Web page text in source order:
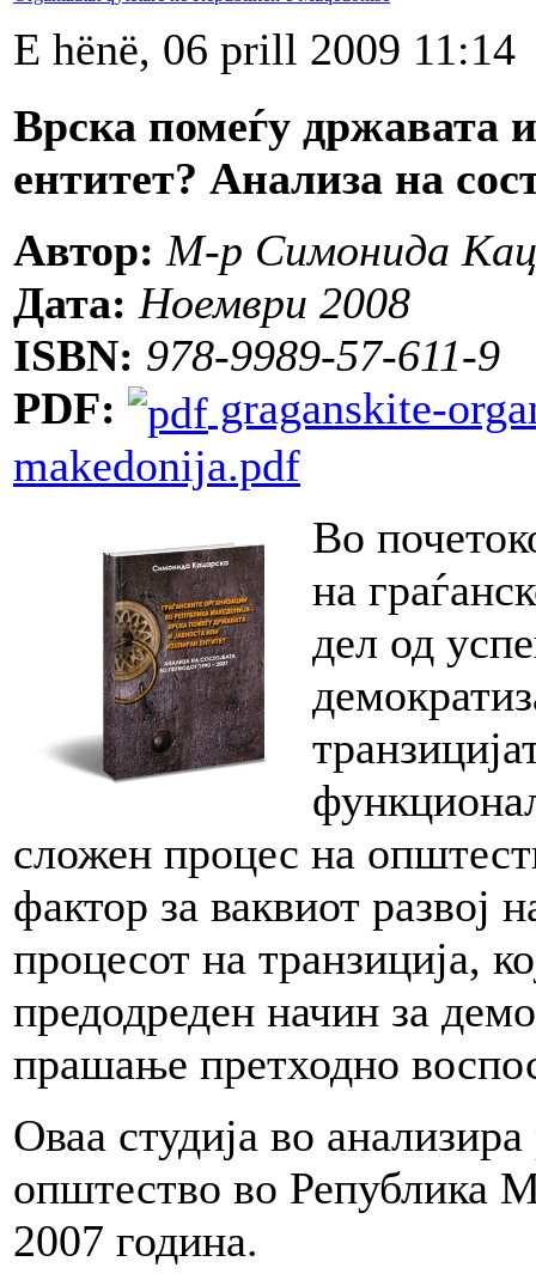
E hënë, 06 prill 2009 11:14
Врска помеѓу државата
ентитет? Анализа на
Автор: М-р Симонида
Дата: Ноември 2008
ISBN: 978-9989-57-611-9
PDF:
graganskite-
makedonija.pdf
Во
на
дел од
сложен процес на
фактор за ваквиот развој
процесот на транзиција,
предодреден начин за
прашање претходно
Оваа студија во анализира
општество во Република
2007 година.